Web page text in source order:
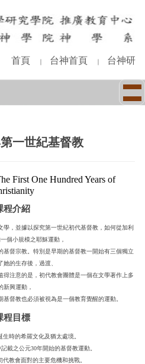
首頁 ｜ 台神首頁 ｜ 台神研
一世紀基督教
First One Hundred Years of
程介紹
，並據以探究第一世紀初代基督教，如何從加利
個小規模之耶穌運動，
督宗教。特別是早期的基督教一開始有三個獨立
她的生存後，過渡、
注意的是，初代教會團體是一個在文學著作上多
新興運動，
督教也必須被視為是一個教育覺醒的運動。
程目標
生時的希羅文化及猶太處境。
載之公元30年開始的基督教運動。
教會面對的主要危機和挑戰。